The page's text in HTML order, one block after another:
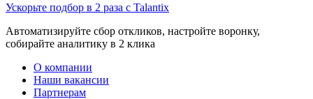
Ускорьте подбор в 2 раза с Talantix
Автоматизируйте сбор откликов, настройте воронку,
собирайте аналитику в 2 клика
О компании
Наши вакансии
Партнерам